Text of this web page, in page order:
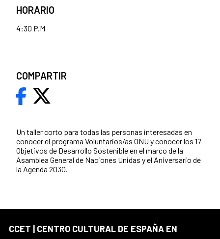
Un taller corto para todas las personas interesadas en
conocer el programa Voluntarios/as ONU y conocer los 17
Objetivos de Desarrollo Sostenible en el marco de la
Asamblea General de Naciones Unidas y el Aniversario de
la Agenda 2030.
HORARIO
4:30 P.M
COMPARTIR
CCET | CENTRO CULTURAL DE ESPAÑA EN